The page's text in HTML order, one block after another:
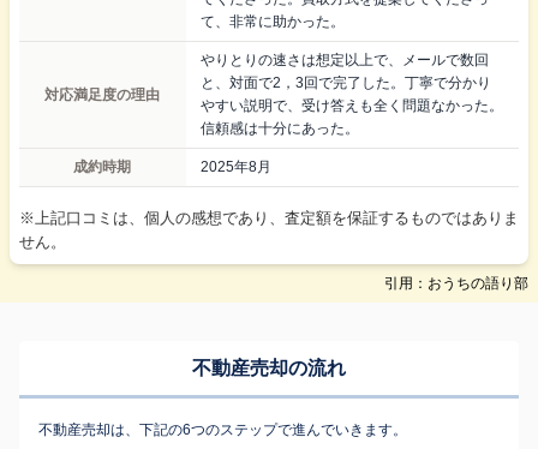
て、非常に助かった。
対応満足度の理由
やりとりの速さは想定以上で、メールで数回
と、対面で2，3回で完了した。丁寧で分かり
やすい説明で、受け答えも全く問題なかった。
信頼感は十分にあった。
成約時期 2025年8月
※上記口コミは、個人の感想であり、査定額を保証するものではありま
せん。
引用：おうちの語り部
不動産売却の流れ
不動産売却は、下記の6つのステップで進んでいきます。